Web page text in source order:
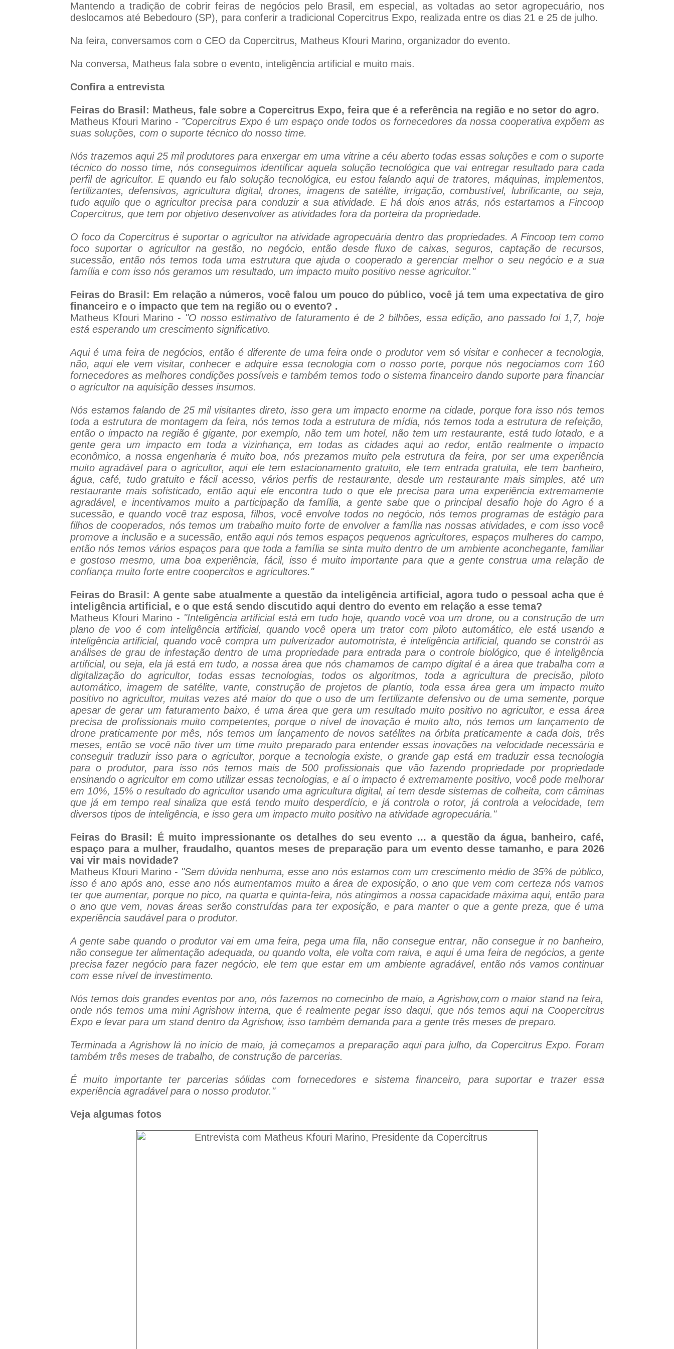
Mantendo a tradição de cobrir feiras de negócios pelo Brasil, em especial, as voltadas ao setor agropecuário, nos
deslocamos até Bebedouro (SP), para conferir a tradicional Copercitrus Expo, realizada entre os dias 21 e 25 de julho.
Na feira, conversamos com o CEO da Copercitrus, Matheus Kfouri Marino, organizador do evento.
Na conversa, Matheus fala sobre o evento, inteligência artificial e muito mais.
Confira a entrevista
Feiras do Brasil: Matheus, fale sobre a Copercitrus Expo, feira que é a referência na região e no setor do agro.
Matheus Kfouri Marino - "Copercitrus Expo é um espaço onde todos os fornecedores da nossa cooperativa expõem as
suas soluções, com o suporte técnico do nosso time.
Nós trazemos aqui 25 mil produtores para enxergar em uma vitrine a céu aberto todas essas soluções e com o suporte
técnico do nosso time, nós conseguimos identificar aquela solução tecnológica que vai entregar resultado para cada
perfil de agricultor. E quando eu falo solução tecnológica, eu estou falando aqui de tratores, máquinas, implementos,
fertilizantes, defensivos, agricultura digital, drones, imagens de satélite, irrigação, combustível, lubrificante, ou seja,
tudo aquilo que o agricultor precisa para conduzir a sua atividade. E há dois anos atrás, nós estartamos a Fincoop
Copercitrus, que tem por objetivo desenvolver as atividades fora da porteira da propriedade.
O foco da Copercitrus é suportar o agricultor na atividade agropecuária dentro das propriedades. A Fincoop tem como
foco suportar o agricultor na gestão, no negócio, então desde fluxo de caixas, seguros, captação de recursos,
sucessão, então nós temos toda uma estrutura que ajuda o cooperado a gerenciar melhor o seu negócio e a sua
família e com isso nós geramos um resultado, um impacto muito positivo nesse agricultor."
Feiras do Brasil: Em relação a números, você falou um pouco do público, você já tem uma expectativa de giro
financeiro e o impacto que tem na região ou o evento? .
Matheus Kfouri Marino - "O nosso estimativo de faturamento é de 2 bilhões, essa edição, ano passado foi 1,7, hoje
está esperando um crescimento significativo.
Aqui é uma feira de negócios, então é diferente de uma feira onde o produtor vem só visitar e conhecer a tecnologia,
não, aqui ele vem visitar, conhecer e adquire essa tecnologia com o nosso porte, porque nós negociamos com 160
fornecedores as melhores condições possíveis e também temos todo o sistema financeiro dando suporte para financiar
o agricultor na aquisição desses insumos.
Nós estamos falando de 25 mil visitantes direto, isso gera um impacto enorme na cidade, porque fora isso nós temos
toda a estrutura de montagem da feira, nós temos toda a estrutura de mídia, nós temos toda a estrutura de refeição,
então o impacto na região é gigante, por exemplo, não tem um hotel, não tem um restaurante, está tudo lotado, e a
gente gera um impacto em toda a vizinhança, em todas as cidades aqui ao redor, então realmente o impacto
econômico, a nossa engenharia é muito boa, nós prezamos muito pela estrutura da feira, por ser uma experiência
muito agradável para o agricultor, aqui ele tem estacionamento gratuito, ele tem entrada gratuita, ele tem banheiro,
água, café, tudo gratuito e fácil acesso, vários perfis de restaurante, desde um restaurante mais simples, até um
restaurante mais sofisticado, então aqui ele encontra tudo o que ele precisa para uma experiência extremamente
agradável, e incentivamos muito a participação da família, a gente sabe que o principal desafio hoje do Agro é a
sucessão, e quando você traz esposa, filhos, você envolve todos no negócio, nós temos programas de estágio para
filhos de cooperados, nós temos um trabalho muito forte de envolver a família nas nossas atividades, e com isso você
promove a inclusão e a sucessão, então aqui nós temos espaços pequenos agricultores, espaços mulheres do campo,
então nós temos vários espaços para que toda a família se sinta muito dentro de um ambiente aconchegante, familiar
e gostoso mesmo, uma boa experiência, fácil, isso é muito importante para que a gente construa uma relação de
confiança muito forte entre coopercitos e agricultores."
Feiras do Brasil: A gente sabe atualmente a questão da inteligência artificial, agora tudo o pessoal acha que é
inteligência artificial, e o que está sendo discutido aqui dentro do evento em relação a esse tema?
Matheus Kfouri Marino - "Inteligência artificial está em tudo hoje, quando você voa um drone, ou a construção de um
plano de voo é com inteligência artificial, quando você opera um trator com piloto automático, ele está usando a
inteligência artificial, quando você compra um pulverizador automotrista, é inteligência artificial, quando se constrói as
análises de grau de infestação dentro de uma propriedade para entrada para o controle biológico, que é inteligência
artificial, ou seja, ela já está em tudo, a nossa área que nós chamamos de campo digital é a área que trabalha com a
digitalização do agricultor, todas essas tecnologias, todos os algoritmos, toda a agricultura de precisão, piloto
automático, imagem de satélite, vante, construção de projetos de plantio, toda essa área gera um impacto muito
positivo no agricultor, muitas vezes até maior do que o uso de um fertilizante defensivo ou de uma semente, porque
apesar de gerar um faturamento baixo, é uma área que gera um resultado muito positivo no agricultor, e essa área
precisa de profissionais muito competentes, porque o nível de inovação é muito alto, nós temos um lançamento de
drone praticamente por mês, nós temos um lançamento de novos satélites na órbita praticamente a cada dois, três
meses, então se você não tiver um time muito preparado para entender essas inovações na velocidade necessária e
conseguir traduzir isso para o agricultor, porque a tecnologia existe, o grande gap está em traduzir essa tecnologia
para o produtor, para isso nós temos mais de 500 profissionais que vão fazendo propriedade por propriedade
ensinando o agricultor em como utilizar essas tecnologias, e aí o impacto é extremamente positivo, você pode melhorar
em 10%, 15% o resultado do agricultor usando uma agricultura digital, aí tem desde sistemas de colheita, com câminas
que já em tempo real sinaliza que está tendo muito desperdício, e já controla o rotor, já controla a velocidade, tem
diversos tipos de inteligência, e isso gera um impacto muito positivo na atividade agropecuária."
Feiras do Brasil: É muito impressionante os detalhes do seu evento ... a questão da água, banheiro, café,
espaço para a mulher, fraudalho, quantos meses de preparação para um evento desse tamanho, e para 2026
vai vir mais novidade?
Matheus Kfouri Marino - "Sem dúvida nenhuma, esse ano nós estamos com um crescimento médio de 35% de público,
isso é ano após ano, esse ano nós aumentamos muito a área de exposição, o ano que vem com certeza nós vamos
ter que aumentar, porque no pico, na quarta e quinta-feira, nós atingimos a nossa capacidade máxima aqui, então para
o ano que vem, novas áreas serão construídas para ter exposição, e para manter o que a gente preza, que é uma
experiência saudável para o produtor.
A gente sabe quando o produtor vai em uma feira, pega uma fila, não consegue entrar, não consegue ir no banheiro,
não consegue ter alimentação adequada, ou quando volta, ele volta com raiva, e aqui é uma feira de negócios, a gente
precisa fazer negócio para fazer negócio, ele tem que estar em um ambiente agradável, então nós vamos continuar
com esse nível de investimento.
Nós temos dois grandes eventos por ano, nós fazemos no comecinho de maio, a Agrishow,com o maior stand na feira,
onde nós temos uma mini Agrishow interna, que é realmente pegar isso daqui, que nós temos aqui na Coopercitrus
Expo e levar para um stand dentro da Agrishow, isso também demanda para a gente três meses de preparo.
Terminada a Agrishow lá no início de maio, já começamos a preparação aqui para julho, da Copercitrus Expo. Foram
também três meses de trabalho, de construção de parcerias.
É muito importante ter parcerias sólidas com fornecedores e sistema financeiro, para suportar e trazer essa
experiência agradável para o nosso produtor."
Veja algumas fotos